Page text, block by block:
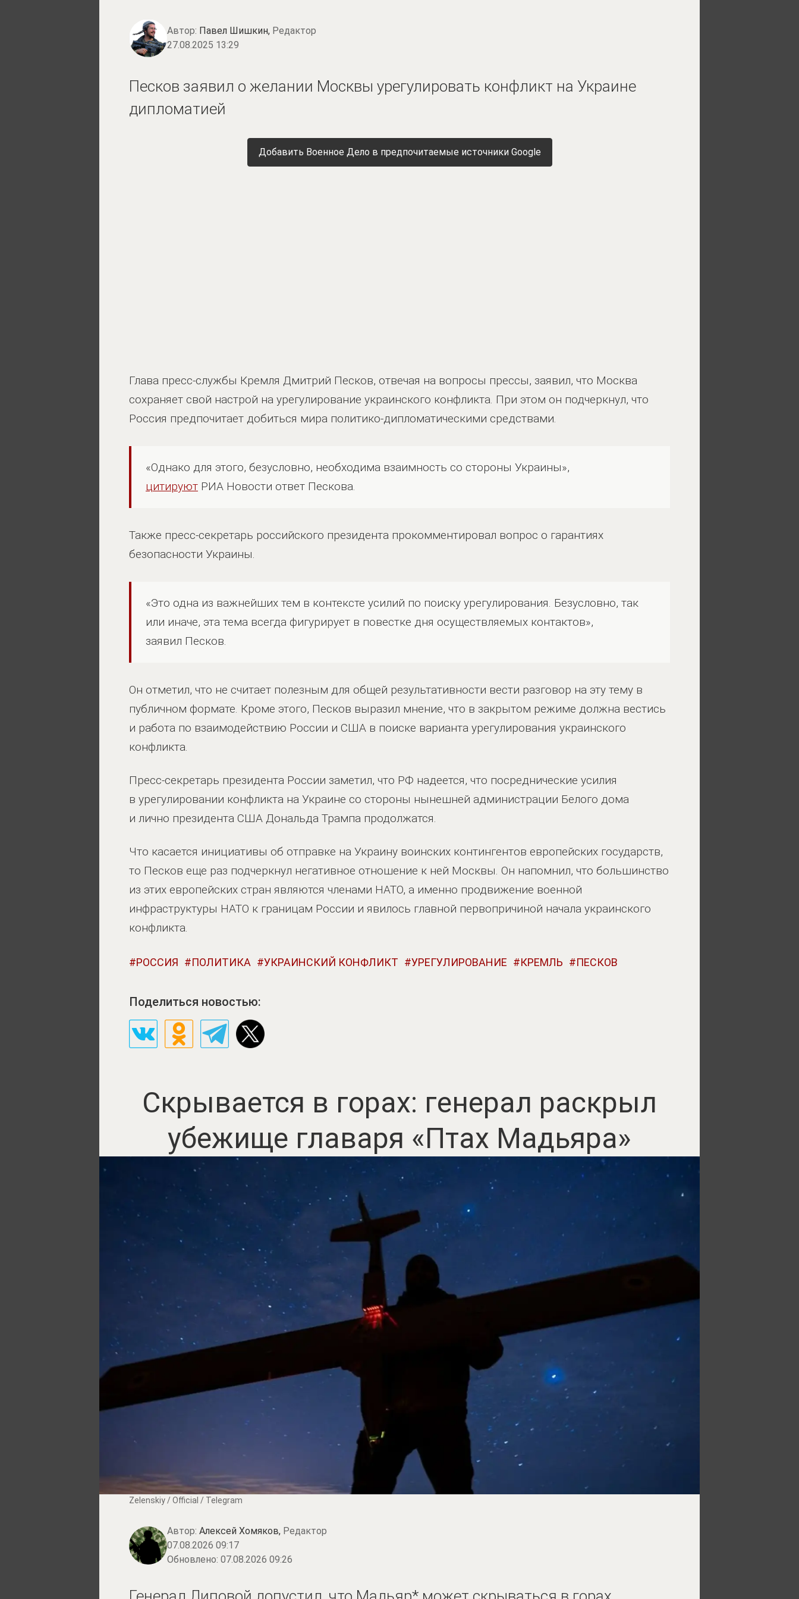
Автор: Павел Шишкин, Редактор
27.08.2025 13:29
Песков заявил о желании Москвы урегулировать конфликт на Украине
дипломатией
Добавить Военное Дело в предпочитаемые источники Google
Глава пресс-службы Кремля Дмитрий Песков, отвечая на вопросы прессы, заявил, что Москва
сохраняет свой настрой на урегулирование украинского конфликта. При этом он подчеркнул, что
Россия предпочитает добиться мира политико-дипломатическими средствами.
«Однако для этого, безусловно, необходима взаимность со стороны Украины»,
цитируют РИА Новости ответ Пескова.
Также пресс-секретарь российского президента прокомментировал вопрос о гарантиях
безопасности Украины.
«Это одна из важнейших тем в контексте усилий по поиску урегулирования. Безусловно, так
или иначе, эта тема всегда фигурирует в повестке дня осуществляемых контактов»,
заявил Песков.
Он отметил, что не считает полезным для общей результативности вести разговор на эту тему в
публичном формате. Кроме этого, Песков выразил мнение, что в закрытом режиме должна вестись
и работа по взаимодействию России и США в поиске варианта урегулирования украинского
конфликта.
Пресс-секретарь президента России заметил, что РФ надеется, что посреднические усилия
в урегулировании конфликта на Украине со стороны нынешней администрации Белого дома
и лично президента США Дональда Трампа продолжатся.
Что касается инициативы об отправке на Украину воинских контингентов европейских государств,
то Песков еще раз подчеркнул негативное отношение к ней Москвы. Он напомнил, что большинство
из этих европейских стран являются членами НАТО, а именно продвижение военной
инфраструктуры НАТО к границам России и явилось главной первопричиной начала украинского
конфликта.
РОССИЯ ПОЛИТИКА УКРАИНСКИЙ КОНФЛИКТ УРЕГУЛИРОВАНИЕ КРЕМЛЬ ПЕСКОВ
Поделиться новостью:
Скрывается в горах: генерал раскрыл
убежище главаря «Птах Мадьяра»
Zеlеnskiу / Оfficiаl / Telegram
Автор: Алексей Хомяков, Редактор
07.08.2026 09:17
Обновлено: 07.08.2026 09:26